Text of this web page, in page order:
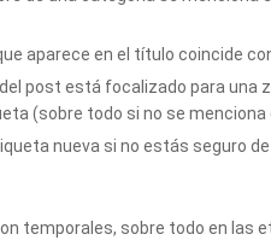
aparece en el título coincide
post está focalizado para una
(sobre todo si no se menciona
nueva si no estás seguro
temporales, sobre todo en las